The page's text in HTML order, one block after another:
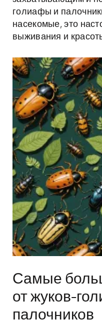
голиафы и
насекомые, это
выживания и
Самые
от жуков-
палочников